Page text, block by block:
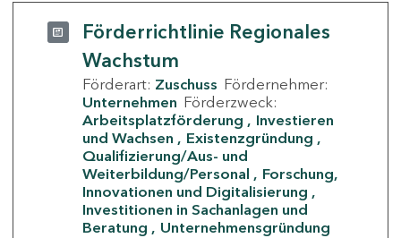
Förderrichtlinie Regionales
Wachstum
Förderart: Zuschuss Fördernehmer:
Unternehmen Förderzweck:
Arbeitsplatzförderung
Investieren
und Wachsen
Existenzgründung
Qualifizierung/Aus- und
Weiterbildung/Personal
Forschung,
Innovationen und Digitalisierung
Investitionen in Sachanlagen und
Beratung
Unternehmensgründung